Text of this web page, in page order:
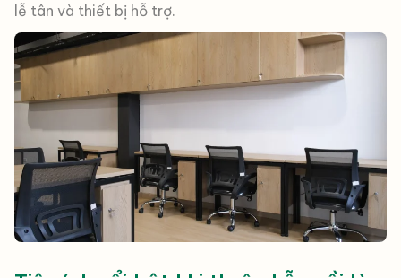
lễ tân và thiết bị hỗ trợ.